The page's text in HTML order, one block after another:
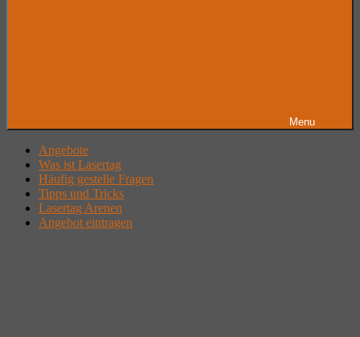
Menu
Angebote
Was ist Lasertag
Häufig gestelle Fragen
Tipps und Tricks
Lasertag Arenen
Angebot eintragen